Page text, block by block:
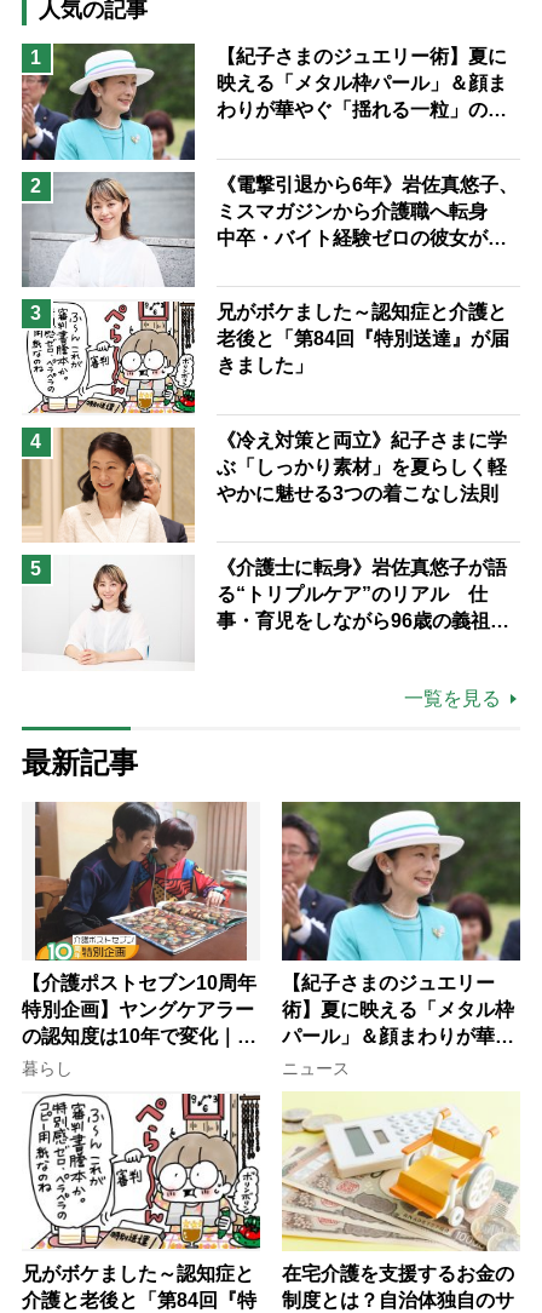
高木ブー
ケアマネジャー
猫が母になつきません
息子の遠距離介護サバイバル術
兄がボケました
予防法
人気の記事
1
【紀子さまのジュエリー術】夏に
映える「メタル枠パール」＆顔ま
わりが華やぐ「揺れる一粒」の使
2
《電撃引退から6年》岩佐真悠子、
ミスマガジンから介護職へ転身
中卒・バイト経験ゼロの彼女が見
ながら自分らしくいられる」
3
兄がボケました～認知症と介護と
老後と「第84回『特別送達』が届
きました」
4
《冷え対策と両立》紀子さまに学
ぶ「しっかり素材」を夏らしく軽
やかに魅せる3つの着こなし法則
5
《介護士に転身》岩佐真悠子が語
る“トリプルケア”のリアル 仕
事・育児をしながら96歳の義祖母
一覧を見る
最新記事
【介護ポストセブン10周年
特別企画】ヤングケアラー
の認知度は10年で変化｜流
行語大賞にノミネート、法
律にも明記されたが果たし
て現在は？
暮らし
【紀子さまのジュエリー
術】夏に映える「メタル枠
パール」＆顔まわりが華や
ぐ「揺れる一粒」の使い分
け方
ニュース
兄がボケました～認知症と
介護と老後と「第84回『特
在宅介護を支援するお金の
制度とは？自治体独自のサ